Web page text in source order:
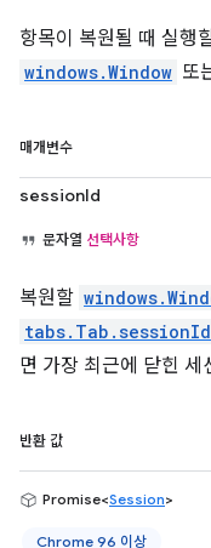
항목이 복원될 때 실행
windows.Window 또
매개변수
sessionId
문자열 선택사항
복원할
tabs.Tab.sessionId
면 가장 최근에 닫힌 세
반환 값
Promise<Session>
Chrome 96 이상